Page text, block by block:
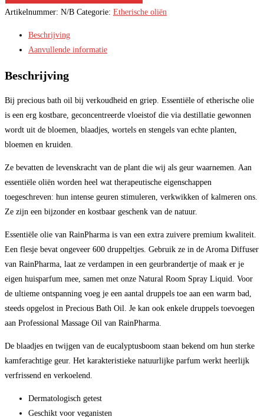
Artikelnummer: N/B Categorie: Etherische oliën
Beschrijving
Aanvullende informatie
Beschrijving
Bij precious bath oil bij verkoudheid en griep. Essentiële of etherische olie
is een erg kostbare, geconcentreerde vloeistof die via destillatie gewonnen
wordt uit de bloemen, blaadjes, wortels en stengels van echte planten,
bloemen en kruiden.
Ze bevatten de levenskracht van de plant die wij als geur waarnemen. Aan
essentiële oliën worden heel wat therapeutische eigenschappen
toegeschreven: hun intense geuren stimuleren, verkwikken of kalmeren ons.
Ze zijn een bijzonder en kostbaar geschenk van de natuur.
Essentiële olie van RainPharma is van een extra zuivere premium kwaliteit.
Een flesje bevat ongeveer 600 druppeltjes. Gebruik ze in de Aroma Diffuser
van RainPharma, laat ze verdampen in een geurbrandertje of maak er je
eigen huisparfum mee, samen met onze Natural Room Spray Liquid. Voor
de ultieme ontspanning voeg je een aantal druppels toe aan een warm bad,
steeds opgelost in Precious Bath Oil. Je kan ook enkele druppels toevoegen
aan Professional Massage Oil van RainPharma.
De blaadjes en twijgen van de eucalyptusboom staan bekend om hun sterke
kamferachtige geur. Het karakteristieke natuurlijke parfum werkt heerlijk
verfrissend en verkoelend.
Dermatologisch getest
Geschikt voor veganisten